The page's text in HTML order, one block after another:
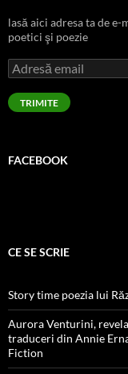
lasă aici adresa ta de
poetici şi poezie
Adresă
email
TRIMITE
FACEBOOK
CE SE SCRIE
Story time poezia lui
Aurora Venturini,
traduceri din Annie
Fiction